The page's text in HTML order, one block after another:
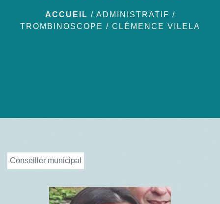
ACCUEIL / ADMINISTRATIF /
TROMBINOSCOPE / CLÉMENCE VILELA
Conseiller municipal